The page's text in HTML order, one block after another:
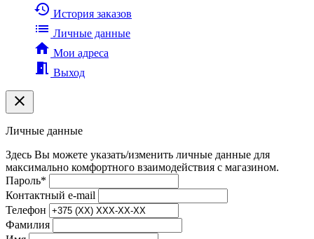
history История заказов
list Личные данные
home Мои адреса
meeting_room Выход
clear
Личные данные
Здесь Вы можете указать/изменить личные данные для
максимально комфортного взаимодействия с магазином.
Пароль*
Контактный e-mail
Телефон
Фамилия